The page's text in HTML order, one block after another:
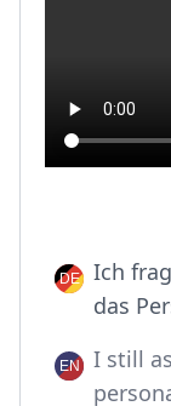
Ich
das
I still